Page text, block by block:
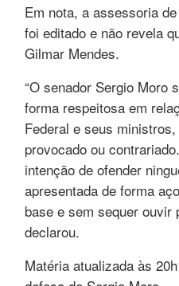
Em nota, a assessoria
foi editado e não revela
Gilmar Mendes.
“O senador Sergio Moro
forma respeitosa em
Federal e seus
provocado ou
intenção de ofender
apresentada de forma
base e sem sequer ouvir
declarou.
Matéria atualizada às